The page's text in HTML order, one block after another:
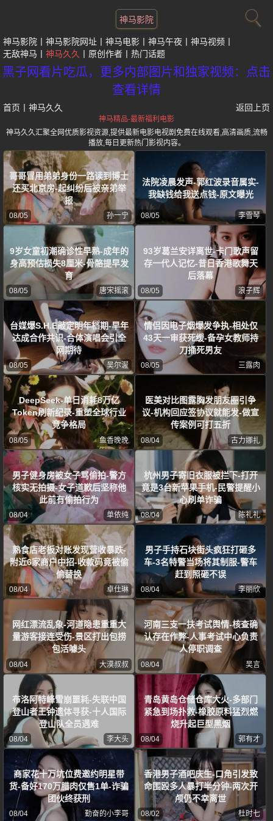
神马影院
神马影院 神马影院网址 神马电影 神马午夜
神马视频
无敌神马
神马久久 原创作者 热门话题
黑子网看片吃瓜，更多内部图片和独家视频：点击
查看详情
首页 神马久久 返回上页
神马精品-最新福利电影
神马久久汇聚全网优质影视资源,提供最新电影电视剧免费在线观看,高清画质,流畅
播放,每日更新热门影视内容。
哥哥冒用弟弟身份一路读到博士
还买北京房-起纠纷后被亲弟举
报
08/05 孙一宁
法院凌晨发声-郭红波录音属实-
我缺钱给我送点钱-原文曝光
08/05 李雪琴
9岁女童初潮确诊性早熟-成年的
身高预估损失8厘米-骨骼提早发
育
08/05 唐宋摇滚
93岁葛兰安详离世-卡门歌声留
存一代人记忆-昔日香港歌舞天
后落幕
08/05 浪子辉
台媒爆S.H.E敲定明年档期-早年
达成合作共识-合体演唱会引全
网期待
08/05 吴尔渥
情侣因电子烟爆发争执-相处仅
43天一审获死缓-备孕女教师持
刀捅死男友
08/05 三露肉
DeepSeek-单日消耗8万亿
Token刷新纪录-重塑全球行业
竞争格局
08/05 鱼香晚晚
医美对比图露胸发朋友圈引争
议-机构回应签协议就能发-做宣
传案例可打五折
08/04 古力娜扎
男子健身房被女子骂偷拍-警方
核实无拍摄-女子道歉后坚称他
此前有偷拍行为
08/04 单依纯
杭州男子寄旧衣服被拦下-打开
竟是3台新苹果手机-民警提醒小
心刷单诈骗
08/04 陈礼礼
熟食店老板对账发现营收暴跌-
附近6家商户中招-收款码竟被偷
偷替换
08/04 卓仕琳
男子手持石块街头疯狂打砸多
车-3名特警当场将其制服-警车
赶到照砸不误
08/04 李丽欣
网红漂流乱象-河道隐患重重大
量游客接连受伤-景区打出包捞
包活噱头
08/04 大漠叔叔
河南三支一扶考试舆情-核查确
认存在作弊-人事考试中心负责
人停职调查
08/04 吴言
布洛阿特峰雪崩噩耗-失联中国
登山者王钟遗体寻获-十人国际
登山队全员遇难
08/04 李大头
青岛黄岛仓储仓库大火-多部门
紧急到场扑救-橡胶原料猛烈燃
烧升起巨型黑烟
08/04 郭有才
商家花十万坑位费邀约明星带
货-备好170万腊肉仅售1单-诈骗
团伙终获刑
08/04 勤奋的小李哥
香港男子酒吧庆生-口角引发致
命围殴多人暴打半分钟-两次开
颅仍不幸离世
08/02 杜时七